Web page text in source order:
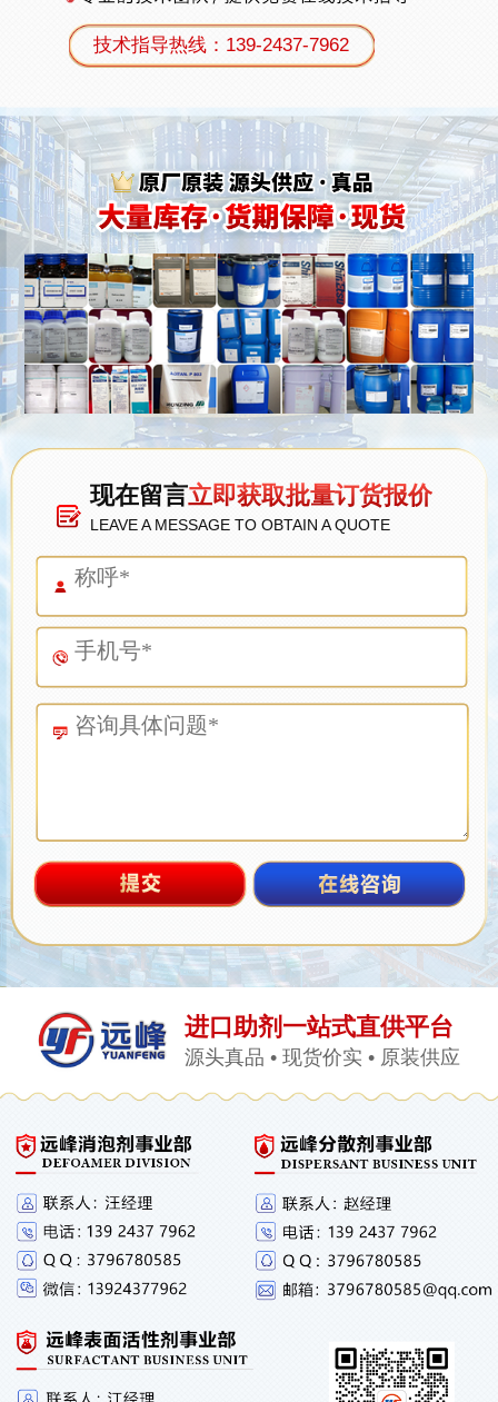
技术指导热线：139-2437-7962
现在留言立即获取批量订货报价
LEAVE A MESSAGE TO OBTAIN A QUOTE
进口助剂一站式直供平台
源头真品 • 现货价实 • 原装供应